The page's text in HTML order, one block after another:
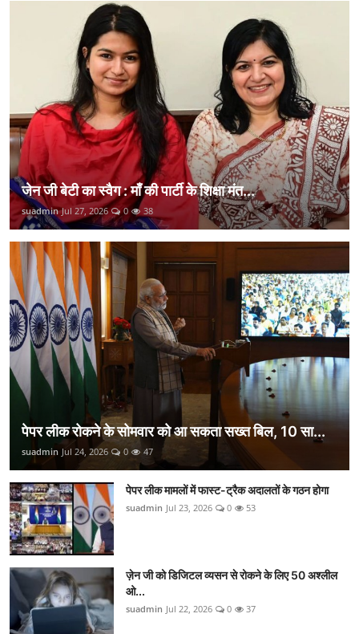
जेन जी बेटी का स्वैग : माँ की पार्टी के शिक्षा मंत...
suadmin Jul 27, 2026 0 38
पेपर लीक रोकने के सोमवार को आ सकता सख्त बिल, 10 सा...
suadmin Jul 24, 2026 0 47
पेपर लीक मामलों में फास्ट-ट्रैक अदालतों के गठन होगा
suadmin Jul 23, 2026 0 53
ज़ेन जी को डिजिटल व्यसन से रोकने के लिए 50 अश्लील
ओ...
suadmin Jul 22, 2026 0 37